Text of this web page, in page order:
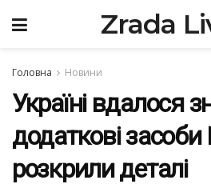
Zrada
Головна Новини
Україні вдалося
додаткові
розкрили деталі